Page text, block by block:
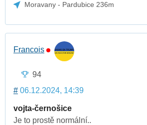
Moravany - Pardubice 236m
Francois
94
# 06.12.2024, 14:39
vojta-černošice
Je to prostě normální..